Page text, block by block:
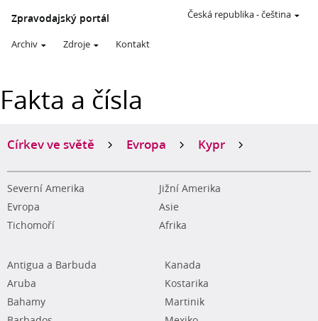
Zpravodajský portál
Archiv Zdroje Kontakt
Česká republika-čeština
Fakta a čísla
Církev ve světě Evropa Kypr
Severní Amerika
Jižní Amerika
Evropa
Asie
Tichomoří
Afrika
Antigua a Barbuda
Aruba
Bahamy
Kanada
Kostarika
Martinik